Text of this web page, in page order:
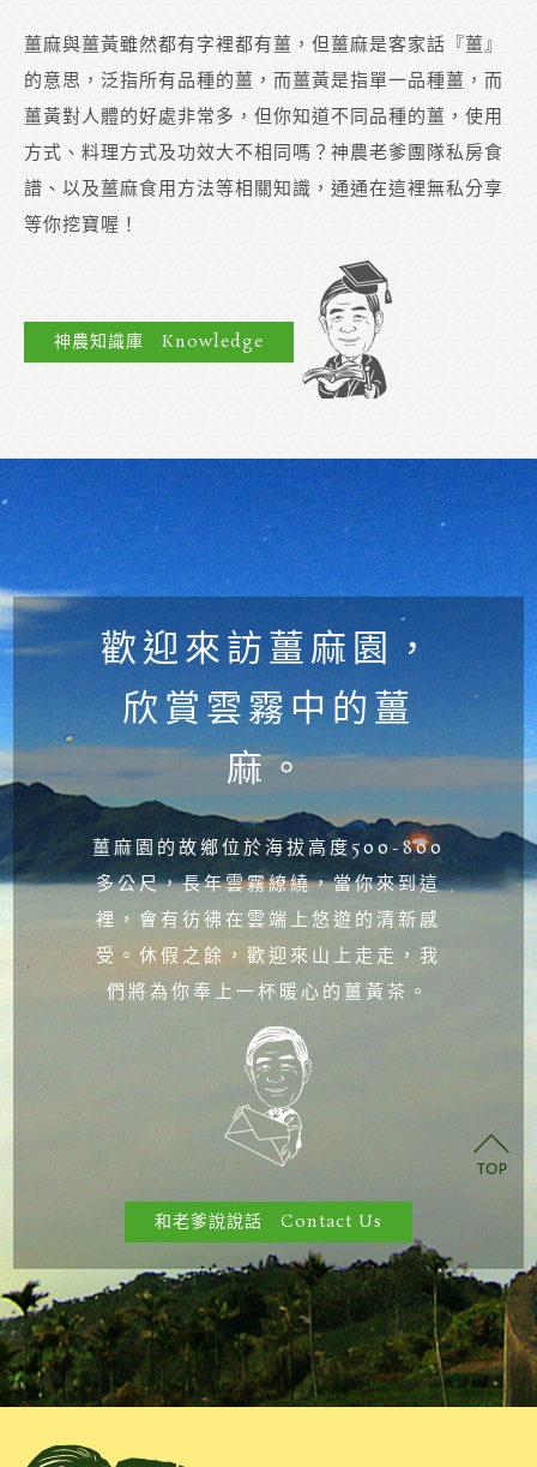
薑麻與薑黃雖然都有字裡都有薑，但薑麻是客家話『薑』
的意思，泛指所有品種的薑，而薑黃是指單一品種薑，而
薑黃對人體的好處非常多，但你知道不同品種的薑，使用
方式、料理方式及功效大不相同嗎？神農老爹團隊私房食
譜、以及薑麻食用方法等相關知識，通通在這裡無私分享
等你挖寶喔！
神農知識庫 Knowledge
歡迎來訪薑麻園，
欣賞雲霧中的薑
麻。
薑麻園的故鄉位於海拔高度500-800
多公尺，長年雲霧繚繞，當你來到這
裡，會有彷彿在雲端上悠遊的清新感
受。休假之餘，歡迎來山上走走，我
們將為你奉上一杯暖心的薑黃茶。
和老爹說說話 Contact Us